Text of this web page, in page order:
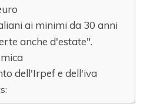
ai minimi da 30 anni
anche d'estate".
dell'Irpef e dell'iva